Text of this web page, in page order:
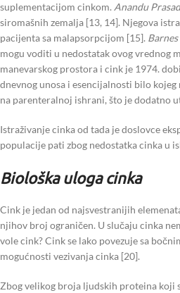
suplementacijom cinkom. Anandu
siromašnih zemalja [13, 14]. Njegova
pacijenta sa malapsorpcijom [15].
mogu voditi u nedostatak ovog vrednog
manevarskog prostora i cink je 1974.
dnevnog unosa i esencijalnosti bilo
na parenteralnoj ishrani, što je dodatno
Istraživanje cinka od tada je doslovce
populacije pati zbog nedostatka cinka u
Biološka uloga cinka
Cink je jedan od najsvestranijih
njihov broj ograničen. U slučaju cinka
vole cink? Cink se lako povezuje sa
mogućnosti vezivanja cinka [20].
Zbog velikog broja ljudskih proteina koji